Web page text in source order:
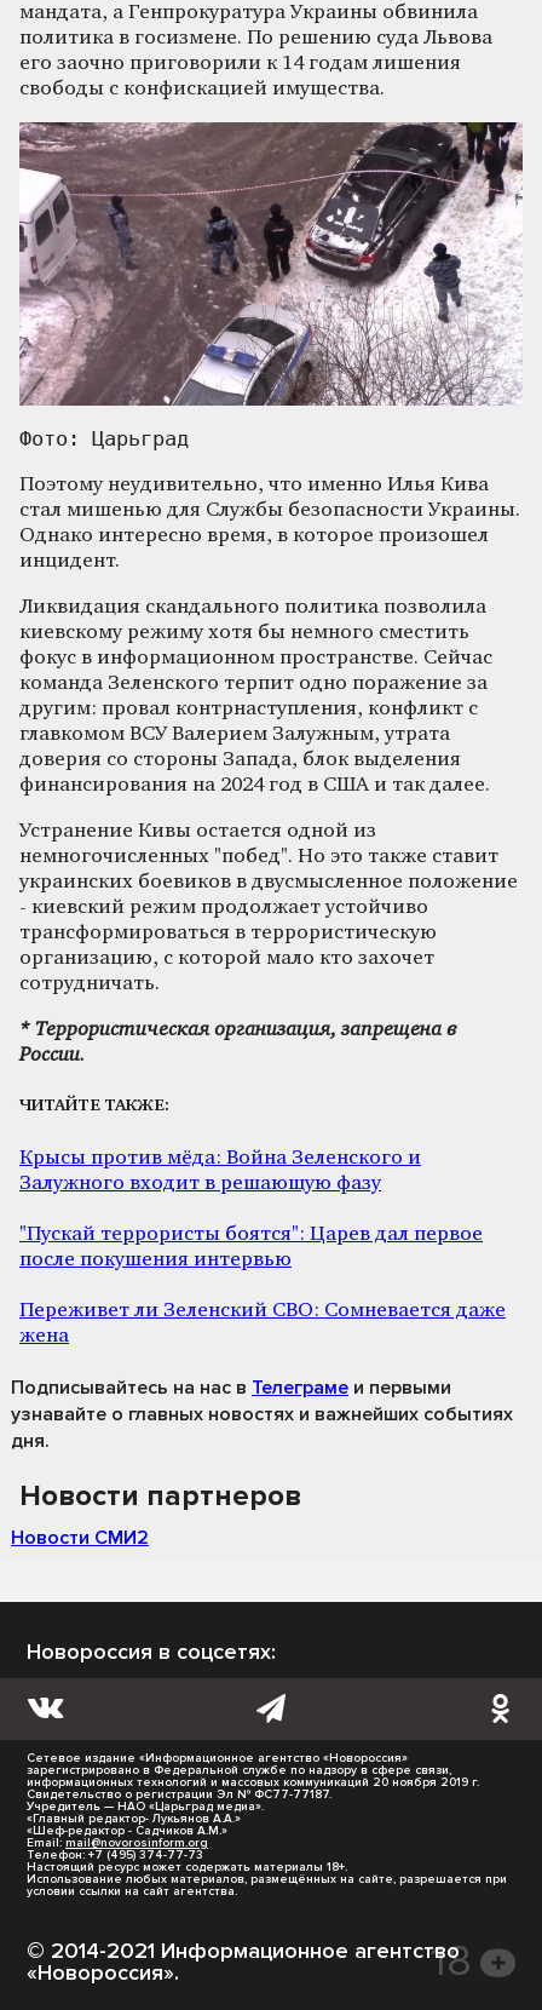
мандата, а Генпрокуратура Украины обвинила
политика в госизмене. По решению суда Львова
его заочно приговорили к 14 годам лишения
свободы с конфискацией имущества.
Фото: Царьград
Поэтому неудивительно, что именно Илья Кива
стал мишенью для Службы безопасности Украины.
Однако интересно время, в которое произошел
инцидент.
Ликвидация скандального политика позволила
киевскому режиму хотя бы немного сместить
фокус в информационном пространстве. Сейчас
команда Зеленского терпит одно поражение за
другим: провал контрнаступления, конфликт с
главкомом ВСУ Валерием Залужным, утрата
доверия со стороны Запада, блок выделения
финансирования на 2024 год в США и так далее.
Устранение Кивы остается одной из
немногочисленных "побед". Но это также ставит
украинских боевиков в двусмысленное положение
- киевский режим продолжает устойчиво
трансформироваться в террористическую
организацию, с которой мало кто захочет
сотрудничать.
* Террористическая организация, запрещена в
России.
ЧИТАЙТЕ ТАКЖЕ:
Крысы против мёда: Война Зеленского и
Залужного входит в решающую фазу
"Пускай террористы боятся": Царев дал первое
после покушения интервью
Переживет ли Зеленский СВО: Сомневается даже
жена
Подписывайтесь на нас в Телеграме и первыми
узнавайте о главных новостях и важнейших событиях
дня.
Новости партнеров
Новости СМИ2
Новороссия в соцсетях:
Сетевое издание «Информационное агентство «Новороссия»
зарегистрировано в Федеральной службе по надзору в сфере связи,
информационных технологий и массовых коммуникаций 20 ноября 2019 г.
Свидетельство о регистрации Эл № ФС77-77187.
Учредитель — НАО «Царьград медиа».
«Главный редактор- Лукьянов А.А.»
«Шеф-редактор - Садчиков А.М.»
Email: mail@novorosinform.org
Телефон: +7 (495) 374-77-73
Настоящий ресурс может содержать материалы 18+.
Использование любых материалов, размещённых на сайте, разрешается при
условии ссылки на сайт агентства.
© 2014-2021 Информационное агентство
«Новороссия».